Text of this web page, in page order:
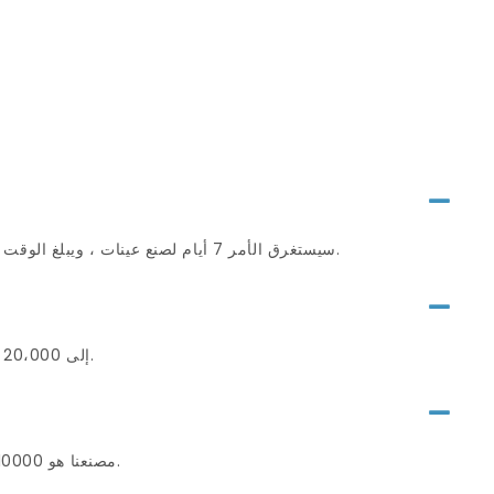
سيستغرق الأمر 7 أيام لصنع عينات ، ويبلغ الوقت الذي يتراوح فيه الإنتاج الضخم من 20 إلى 30 يومًا بعد أن نتلقى عينة وإيداع معتمدة من العميل.
تتراوح MOQ الخاصة بنا من 5000pcs إلى 20،000 ٪ لكل تصميم وفقًا لمادة الزخرفة والمتطلبات المختلفة.
مصنعنا هو 10000 متر مربع مع 100 موظف و 5 خطوط إنتاج. نحن ننتج 70 مليون مجموعة من الأنابيب في السنة.